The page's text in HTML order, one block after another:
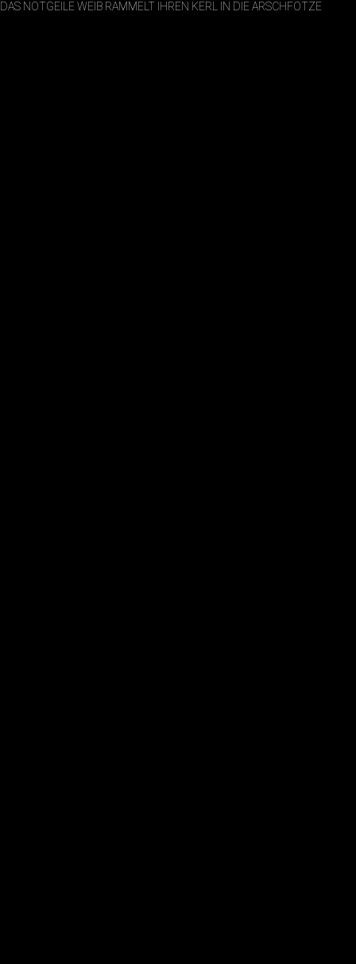
DAS NOTGEILE WEIB RAMMELT IHREN KERL IN DIE ARSCHFOTZE